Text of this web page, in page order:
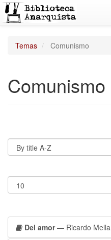
Temas Comunismo
Comunismo
Del amor— Ricardo Mella